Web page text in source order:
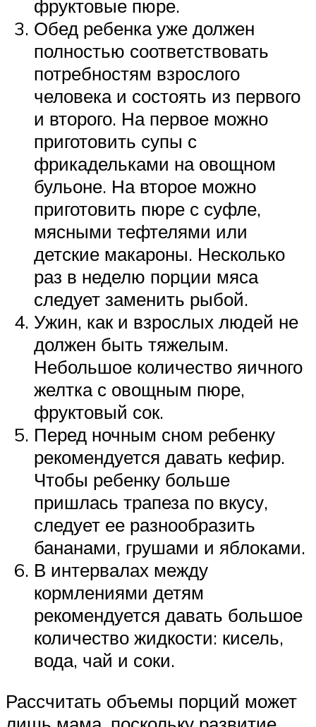
фруктовые пюре.
Обед ребенка уже должен
полностью соответствовать
потребностям взрослого
человека и состоять из первого
и второго. На первое можно
приготовить супы с
фрикадельками на овощном
бульоне. На второе можно
приготовить пюре с суфле,
мясными тефтелями или
детские макароны. Несколько
раз в неделю порции мяса
следует заменить рыбой.
Ужин, как и взрослых людей не
должен быть тяжелым.
Небольшое количество яичного
желтка с овощным пюре,
фруктовый сок.
Перед ночным сном ребенку
рекомендуется давать кефир.
Чтобы ребенку больше
пришлась трапеза по вкусу,
следует ее разнообразить
бананами, грушами и яблоками.
В интервалах между
кормлениями детям
рекомендуется давать большое
количество жидкости: кисель,
вода, чай и соки.
Рассчитать объемы порций может